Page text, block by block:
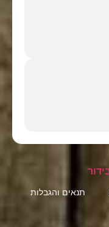
תנאים והגבלות